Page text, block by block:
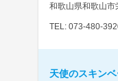
和歌山県和歌山市
TEL: 073-480-
天使のスキン